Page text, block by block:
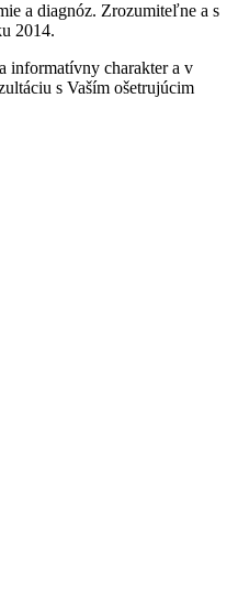
a diagnóz. Zrozumiteľne a s
2014.
informatívny charakter a v
s Vaším ošetrujúcim